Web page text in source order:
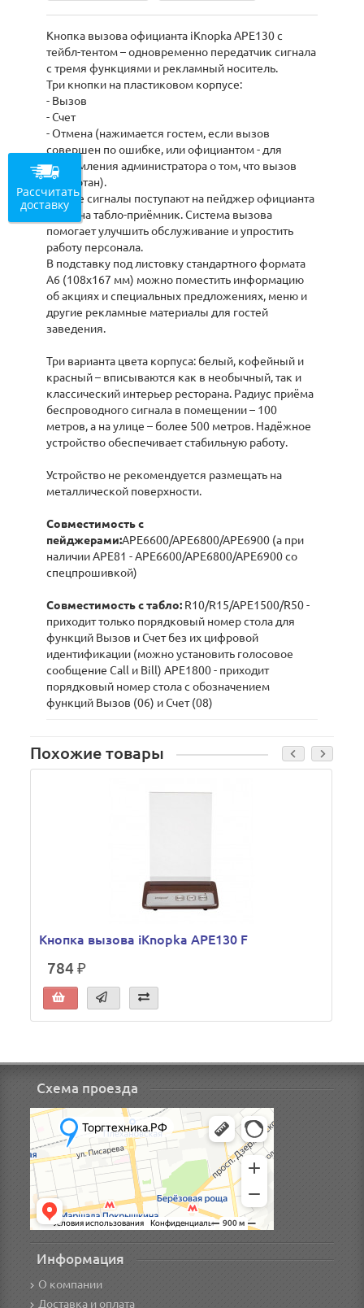
Кнопка вызова официанта iKnopka APE130 с
тейбл-тентом – одновременно передатчик сигнала
с тремя функциями и рекламный носитель.
Три кнопки на пластиковом корпусе:
- Вызов
- Счет
- Отмена (нажимается гостем, если вызов
совершен по ошибке, или официантом - для
уведомления администратора о том, что вызов
отработан).
Четкие сигналы поступают на пейджер официанта
и/или на табло-приёмник. Система вызова
помогает улучшить обслуживание и упростить
работу персонала.
В подставку под листовку стандартного формата
А6 (108х167 мм) можно поместить информацию
об акциях и специальных предложениях, меню и
другие рекламные материалы для гостей
заведения.
Три варианта цвета корпуса: белый, кофейный и
красный – вписываются как в необычный, так и
классический интерьер ресторана. Радиус приёма
беспроводного сигнала в помещении – 100
метров, а на улице – более 500 метров. Надёжное
устройство обеспечивает стабильную работу.
Устройство не рекомендуется размещать на
металлической поверхности.
Совместимость с
пейджерами:APE6600/APE6800/APE6900 (а при
наличии APE81 - APE6600/APE6800/APE6900 со
спецпрошивкой)
Совместимость с табло: R10/R15/APE1500/R50 -
приходит только порядковый номер стола для
функций Вызов и Счет без их цифровой
идентификации (можно установить голосовое
сообщение Call и Bill) APE1800 - приходит
порядковый номер стола с обозначением
функций Вызов (06) и Счет (08)
Похожие товары
Кнопка вызова iKnopka APE130 F
784 ₽
Схема проезда
Информация
О компании
Доставка и оплата
Рассчитать
доставку